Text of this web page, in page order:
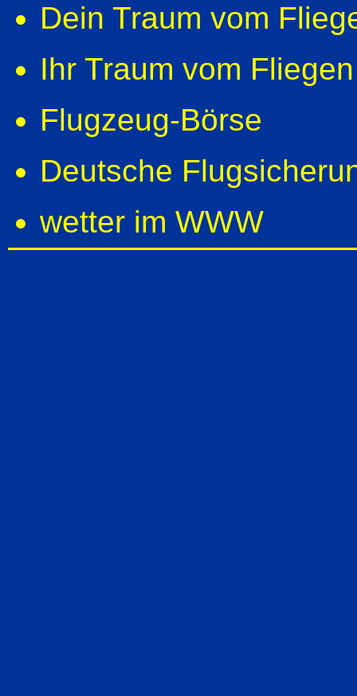
Dein Traum vom
Ihr Traum vom
Flugzeug-Börse
Deutsche
wetter im WWW